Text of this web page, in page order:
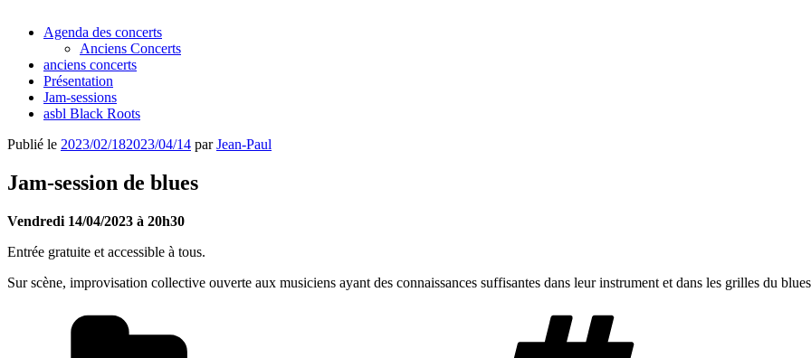
Agenda des concerts
Anciens Concerts
anciens concerts
Présentation
Jam-sessions
asbl Black Roots
Publié le 2023/02/182023/04/14 parJean-Paul
Jam-session de blues
Vendredi 14/04/2023 à 20h30
Entrée gratuite et accessible à tous.
Sur scène, improvisation collective ouverte aux musiciens ayant des connaissances suffisantes dans leur instrument et dans les grilles du